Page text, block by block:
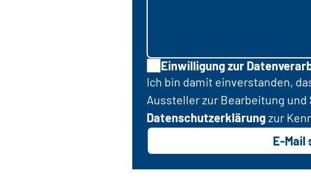
Einwilligung zur
Ich bin damit einverstanden,
Aussteller zur Bearbeitung
Datenschutzerklärungzur
E-Mail